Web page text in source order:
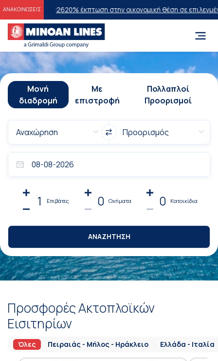
ΑΝΑΚΟΙΝΩΣΕΙΣ
202620% έκπτωση στην οικονομική θέση σε επιλεγμένα
Μονή
διαδρομή
Με
επιστροφή
Πολλαπλοί
Προορισμοί
1 Επιβάτες 0 Οχήματα 0 Κατοικίδια
ΑΝΑΖΗΤΗΣΗ
Προσφορές Ακτοπλοϊκών
Εισιτηρίων
Όλες Πειραιάς - Μήλος - Ηράκλειο Ελλάδα - Ιταλία